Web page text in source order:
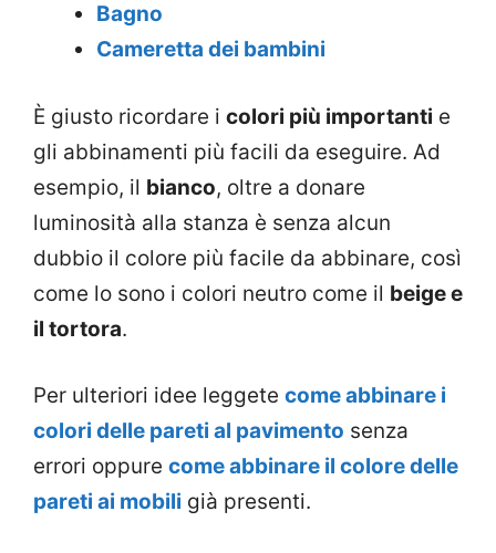
Bagno
Cameretta dei bambini
È giusto ricordare i colori più importanti e
gli abbinamenti più facili da eseguire. Ad
esempio, il bianco, oltre a donare
luminosità alla stanza è senza alcun
dubbio il colore più facile da abbinare, così
come lo sono i colori neutro come il beige e
il tortora.
Per ulteriori idee leggete come abbinare i
colori delle pareti al pavimento senza
errori oppure come abbinare il colore delle
pareti ai mobili già presenti.